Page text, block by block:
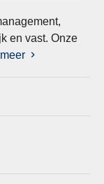
en vast. Onze